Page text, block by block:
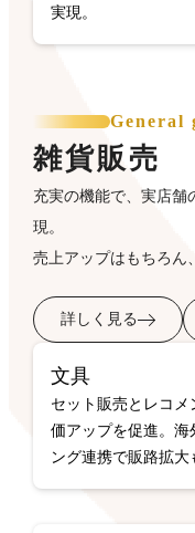
実現。
General
雑貨販売
充実の機能で、実店舗
現。
売上アップはもちろん
詳しく見る
文具
セット販売とレコ
価アップを促進。海
ング連携で販路拡大